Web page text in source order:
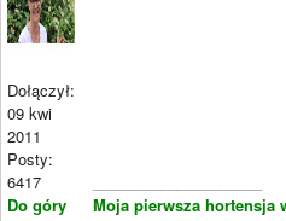
Dołączył:
09 kwi
2011
Posty:
6417
Do góry
Moja pierwsza hortensja